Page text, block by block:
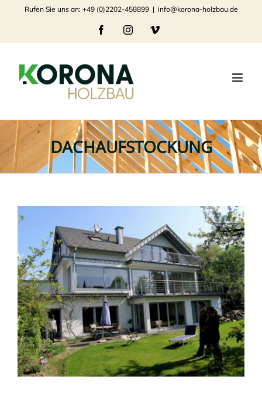
springen
Rufen Sie uns an: +49 (0)2202-458899 | info@korona-holzbau.de
FacebookInstagramVimeo
DACHAUFSTOCKUNG
Dachaufstockung D21